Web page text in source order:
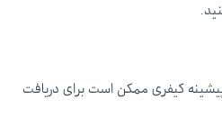
کیفری ممکن است برای دریافت